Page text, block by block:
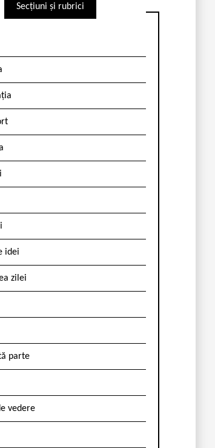
Secțiuni și rubrici
idei
zilei
parte
vedere